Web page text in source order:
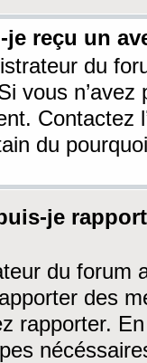
je reçu un
du
vous
Contactez
du
je
du forum
des
rapporter.